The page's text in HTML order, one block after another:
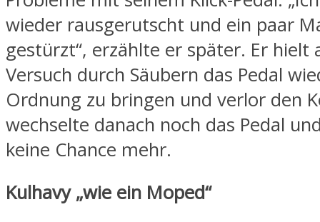
wieder rausgerutscht und ein paar
gestürzt“, erzählte er später. Er hielt
Versuch durch Säubern das Pedal
Ordnung zu bringen und verlor den
wechselte danach noch das Pedal
keine Chance mehr.
Kulhavy „wie ein Moped“